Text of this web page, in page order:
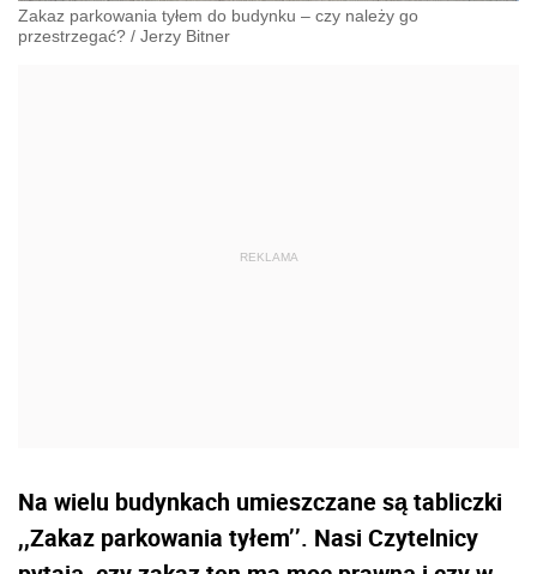
Zakaz parkowania tyłem do budynku – czy należy go
przestrzegać? / Jerzy Bitner
Na wielu budynkach umieszczane są tabliczki
,,Zakaz parkowania tyłem’’. Nasi Czytelnicy